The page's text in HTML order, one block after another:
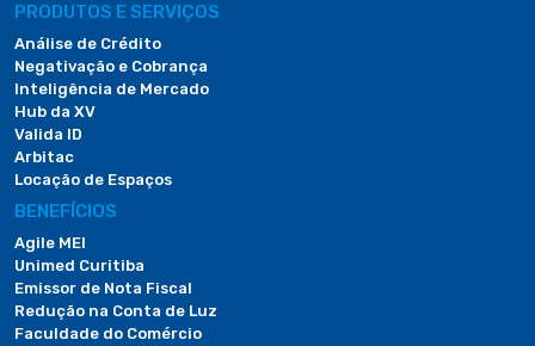
PRODUTOS E SERVIÇOS
Análise de Crédito
Negativação e Cobrança
Inteligência de Mercado
Hub da XV
Valida ID
Arbitac
Locação de Espaços
BENEFÍCIOS
Agile MEI
Unimed Curitiba
Emissor de Nota Fiscal
Redução na Conta de Luz
Faculdade do Comércio